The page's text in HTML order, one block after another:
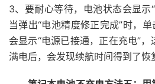
3、要耐心等待，电池状态会显示
当弹出“电池精度修正完成”时，
会显示“电源已接通，正在充电”
满电后，会发现续航时间得到了恢